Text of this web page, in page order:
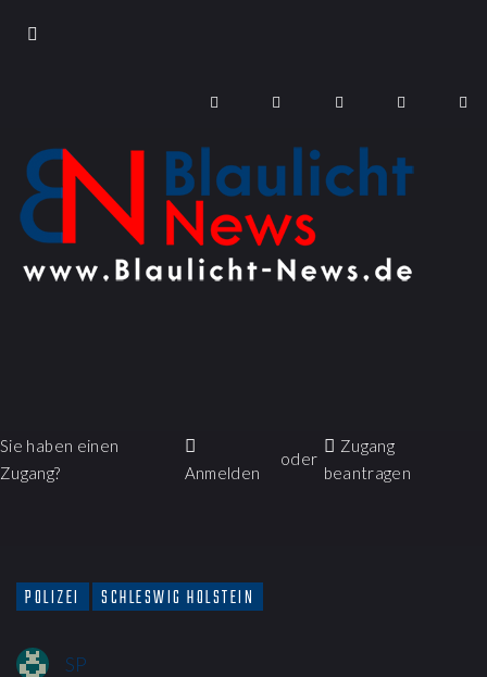
Sie haben einen
Zugang?
Anmelden
oder
Zugang
beantragen
POLIZEI SCHLESWIG HOLSTEIN
SP